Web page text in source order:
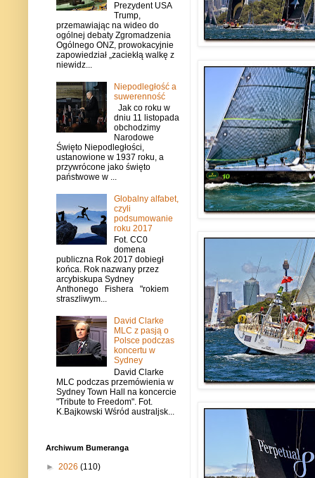
Prezydent USA
Trump,
przemawiając na wideo do
ogólnej debaty Zgromadzenia
Ogólnego ONZ, prowokacyjnie
zapowiedział „zaciekłą walkę z
niewidz...
Niepodległość a
suwerenność
Jak co roku w
dniu 11 listopada
obchodzimy
Narodowe
Święto Niepodległości,
ustanowione w 1937 roku, a
przywrócone jako święto
państwowe w ...
Globalny alfabet,
czyli
podsumowanie
roku 2017
Fot. CC0
domena
publiczna Rok 2017 dobiegł
końca. Rok nazwany przez
arcybiskupa Sydney
Anthonego Fishera "rokiem
straszliwym...
David Clarke
MLC z pasją o
Polsce podczas
koncertu w
Sydney
David Clarke
MLC podczas przemówienia w
Sydney Town Hall na koncercie
"Tribute to Freedom". Fot.
K.Bajkowski Wśród australjsk...
Archiwum Bumeranga
► 2026 (110)